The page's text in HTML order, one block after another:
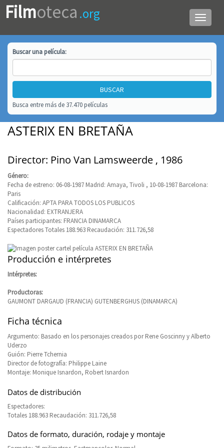
Menú
de
Filmoteca .org
Buscar unapelícula:
Busca entre más de 37.470 películas
ASTERIX EN BRETAÑA
Director: Pino Van Lamsweerde , 1986
Género:
Fecha de estreno: 06-08-1987 Madrid: Amaya, Tivoli , 10-08-1987 Barcelona:
Paris
Calificación: APTA PARA TODOS LOS PUBLICOS
Nacionalidad: EXTRANJERA
Países participantes: FRANCIA DINAMARCA
Espectadores Totales 188.963 Recaudación: 311.726,58
Producción e intérpretes
Intérpretes:
Productoras:
GAUMONT DARGAUD (FRANCIA) GUTENBERGHUS (DINAMARCA)
Ficha técnica
Argumento: Basado en los personajes creados por Rene Goscinny y Alberto
Uderzo
Guión: Pierre Tchernia
Director de fotografía: Philippe Laine
Montaje: Monique Isnardon, Robert Isnardon
Datos de distribución
Espectadores:
Totales 188.963 Recaudación: 311.726,58
Datos de formato, duración, rodaje y montaje